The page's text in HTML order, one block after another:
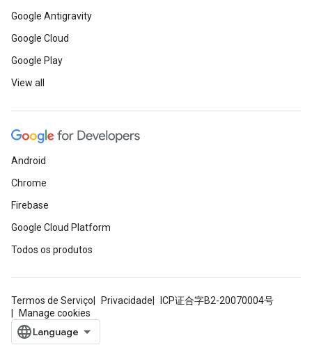
Google Antigravity
Google Cloud
Google Play
View all
Android
Chrome
Firebase
Google Cloud Platform
Todos os produtos
Termos de Serviço Privacidade
ICP证合字B2-20070004号
Manage cookies